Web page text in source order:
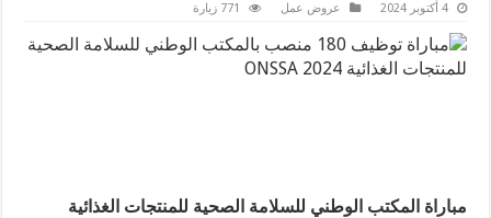
4 أكتوبر 2024 عروض عمل 771 زيارة
مباراة المكتب الوطني للسلامة الصحية للمنتجات الغذائية